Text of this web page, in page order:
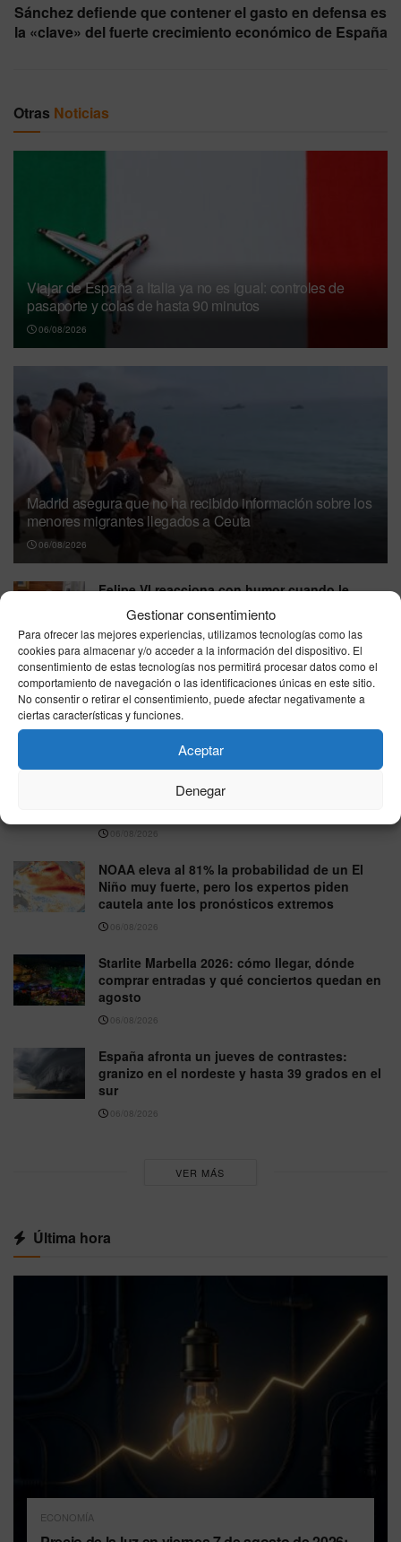
Gestionar consentimiento
Para ofrecer las mejores experiencias, utilizamos tecnologías como las
cookies para almacenar y/o acceder a la información del dispositivo. El
consentimiento de estas tecnologías nos permitirá procesar datos como el
comportamiento de navegación o las identificaciones únicas en este sitio.
No consentir o retirar el consentimiento, puede afectar negativamente a
ciertas características y funciones.
Aceptar
Denegar
Sánchez defiende que contener el gasto en defensa es
la «clave» del fuerte crecimiento económico de España
Otras Noticias
Viajar de España a Italia ya no es igual: controles de
pasaporte y colas de hasta 90 minutos
06/08/2026
Madrid asegura que no ha recibido información sobre los
menores migrantes llegados a Ceuta
06/08/2026
Felipe VI reacciona con humor cuando le
llaman “el rey más guapo” mientras toma una
cerveza
06/08/2026
Eclipse total de Sol del 12 de agosto: estas
son las ciudades españolas donde se verá por
completo
La sequía pone bajo presión a la energía
nuclear: Hungría reduce su principal central y
06/08/2026
NOAA eleva al 81% la probabilidad de un El
Niño muy fuerte, pero los expertos piden
cautela ante los pronósticos extremos
06/08/2026
Starlite Marbella 2026: cómo llegar, dónde
comprar entradas y qué conciertos quedan en
agosto
06/08/2026
España afronta un jueves de contrastes:
granizo en el nordeste y hasta 39 grados en el
sur
06/08/2026
VER MÁS
Última hora
ECONOMÍA